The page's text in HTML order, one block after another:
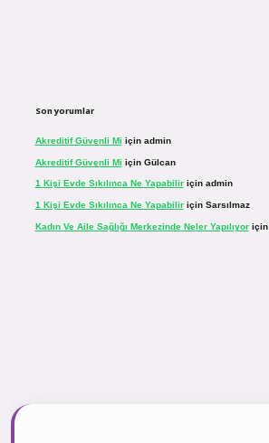
Son yorumlar
Akreditif Güvenli Mi için admin
Akreditif Güvenli Mi için Gülcan
1 Kişi Evde Sıkılınca Ne Yapabiliriçin admin
1 Kişi Evde Sıkılınca Ne Yapabiliriçin Sarsılmaz
Kadın Ve Aile Sağlığı Merkezinde Neler Yapılıyoriçin